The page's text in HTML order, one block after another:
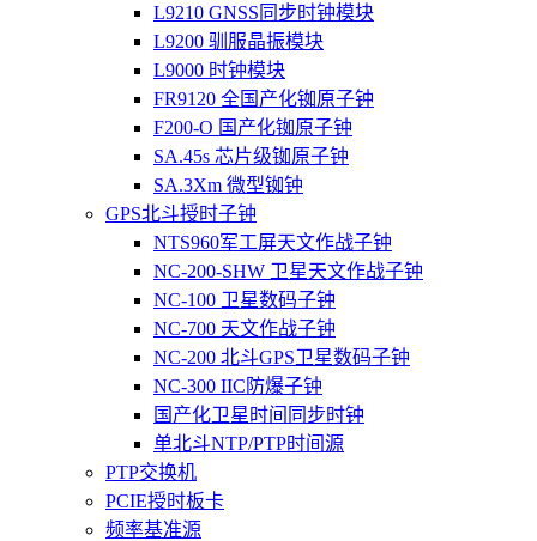
L9210 GNSS同步时钟模块
L9200 驯服晶振模块
L9000 时钟模块
FR9120 全国产化铷原子钟
F200-O 国产化铷原子钟
SA.45s 芯片级铷原子钟
SA.3Xm 微型铷钟
GPS北斗授时子钟
NTS960军工屏天文作战子钟
NC-200-SHW 卫星天文作战子钟
NC-100 卫星数码子钟
NC-700 天文作战子钟
NC-200 北斗GPS卫星数码子钟
NC-300 IIC防爆子钟
国产化卫星时间同步时钟
单北斗NTP/PTP时间源
PTP交换机
PCIE授时板卡
频率基准源